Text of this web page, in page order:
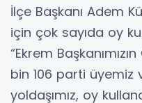
İlçe Başkanı Adem
için çok sayıda oy
“Ekrem
bin 106 parti üyemiz
yoldaşımız, oy